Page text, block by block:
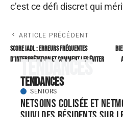
c’est ce défi discret qui
ARTICLE PRÉCÉDENT
Score IADL : erreurs fréquentes
d’interprétation et comment les éviter
Tendances
Tendances
SENIORS
NETSoins colisée et